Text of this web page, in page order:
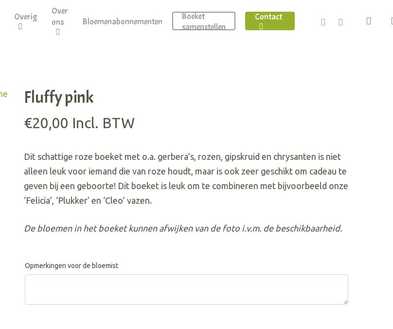
Overig
Over
ons
Bloemenabonnementen
Boeket
samenstellen
Contact facebookinstagram
Fluffy pink
€20,00 Incl. BTW
Dit schattige roze boeket met o.a. gerbera’s, rozen, gipskruid en chrysanten is niet
alleen leuk voor iemand die van roze houdt, maar is ook zeer geschikt om cadeau te
geven bij een geboorte! Dit boeket is leuk om te combineren met bijvoorbeeld onze
‘Felicia’, ‘Plukker’ en ‘Cleo’ vazen.
De bloemen in het boeket kunnen afwijken van de foto i.v.m. de beschikbaarheid.
Opmerkingen voor de bloemist